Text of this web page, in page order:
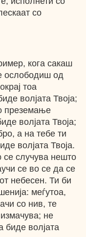
со
кога сакаш
ослободиш од
тоа
волјата Твоја;
преземање
волјата Твоја;
а на тебе ти
волјата Твоја.
се случува нешто
се во се да се
небесен. Ти би
меѓутоа,
со нив, те
не
биде волјата